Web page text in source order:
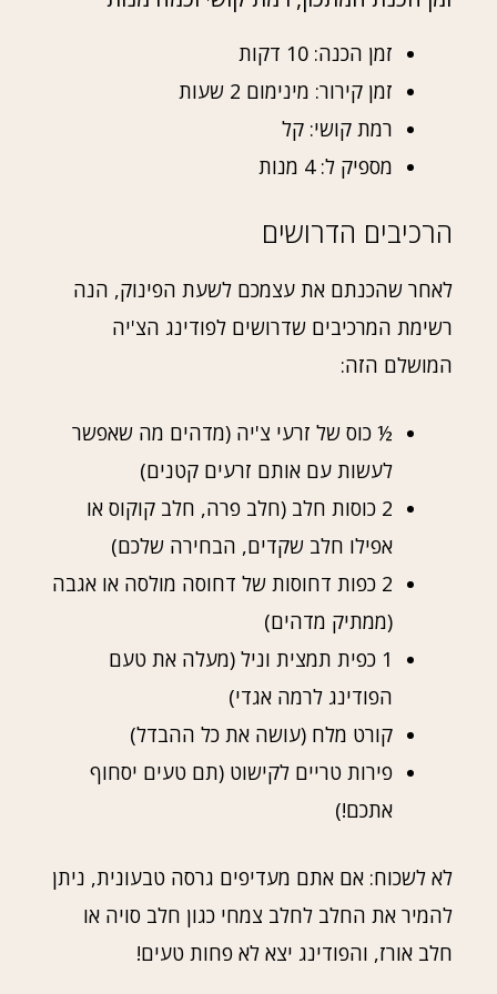
זמן הכנה: 10 דקות
זמן קירור: מינימום 2 שעות
רמת קושי: קל
מספיק ל: 4 מנות
הרכיבים הדרושים
לאחר שהכנתם את עצמכם לשעת הפינוק, הנה
רשימת המרכיבים שדרושים לפודינג הצ'יה
המושלם הזה:
½ כוס של זרעי צ'יה (מדהים מה שאפשר
לעשות עם אותם זרעים קטנים)
2 כוסות חלב (חלב פרה, חלב קוקוס או
אפילו חלב שקדים, הבחירה שלכם)
2 כפות דחוסות של דחוסה מולסה או אגבה
(ממתיק מדהים)
1 כפית תמצית וניל (מעלה את טעם
הפודינג לרמה אגדי)
קורט מלח (עושה את כל ההבדל)
פירות טריים לקישוט (תם טעים יסחוף
אתכם!)
לא לשכוח: אם אתם מעדיפים גרסה טבעונית, ניתן
להמיר את החלב לחלב צמחי כגון חלב סויה או
חלב אורז, והפודינג יצא לא פחות טעים!